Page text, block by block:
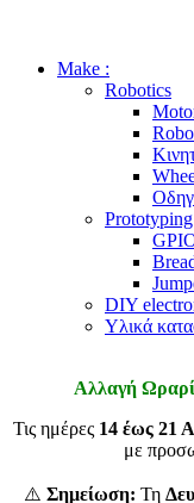
Make :
Robotics
Prototyping
DIY
Υλικά
Αλλαγή
Τις ημέρες 14 έως 21
με
⚠️ Σημείωση: Τη